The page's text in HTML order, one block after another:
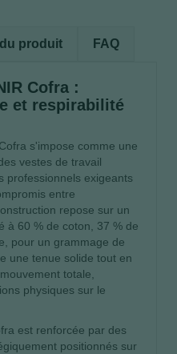
produit FAQ
Cofra :
et respirabilité
s'impose comme une
vestes de travail
professionnels exigeants
entre
repose sur un
à 60 % de coton, 37 % de
pour un grammage de
une tenue solide tout en
totale,
physiques sur le
est renforcée par des
positionnés sur